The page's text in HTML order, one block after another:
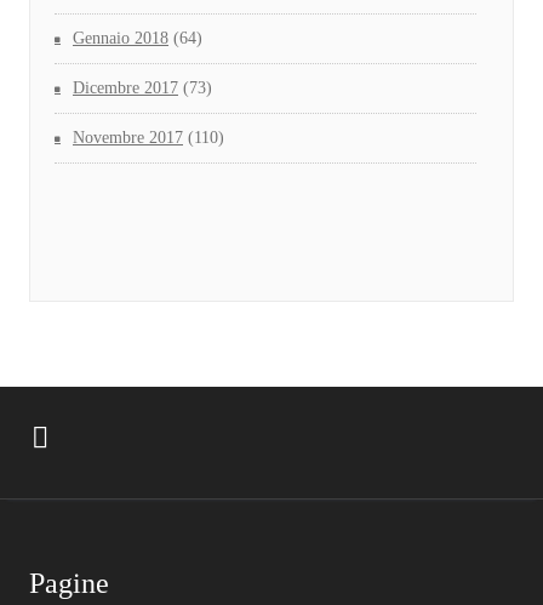
Gennaio 2018 (64)
Dicembre 2017 (73)
Novembre 2017 (110)
Pagine